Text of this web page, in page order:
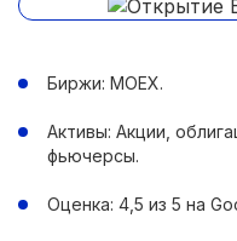
Биржи: MOEX.
Активы: Акции,
фьючерсы.
Оценка: 4,5 из 5 на